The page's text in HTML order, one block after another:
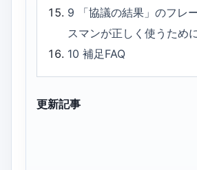
9
「協議の結果」のフレ
スマンが正しく使うため
10補足FAQ
更新記事